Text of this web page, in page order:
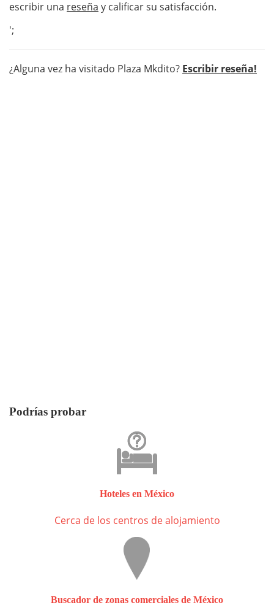
escribir una reseña y calificar su satisfacción.
';
¿Alguna vez ha visitado Plaza Mkdito? Escribir reseña!
Podrías probar
Hoteles en México
Cerca de los centros de alojamiento
Buscador de zonas comerciales de México